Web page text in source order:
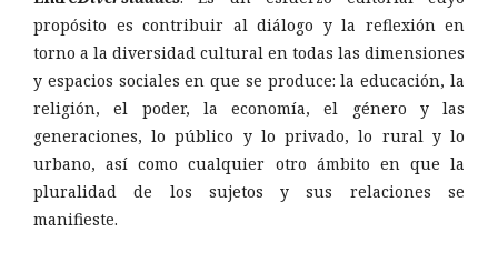
propósito es contribuir al diálogo y la reflexión en
torno a la diversidad cultural en todas las dimensiones
y espacios sociales en que se produce: la educación, la
religión, el poder, la economía, el género y las
generaciones, lo público y lo privado, lo rural y lo
urbano, así como cualquier otro ámbito en que la
pluralidad de los sujetos y sus relaciones se
manifieste.